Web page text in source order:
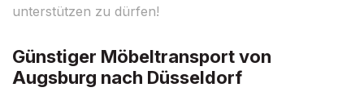
unterstützen zu dürfen!
Günstiger Möbeltransport von
Augsburg nach Düsseldorf